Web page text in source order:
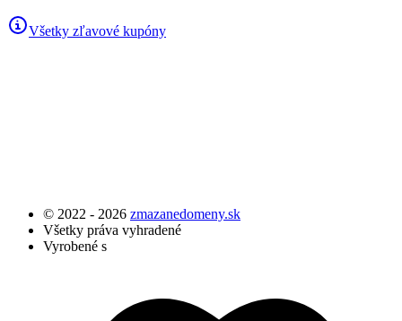
Všetky zľavové kupóny
© 2022 - 2026 zmazanedomeny.sk
Všetky práva vyhradené
Vyrobené s